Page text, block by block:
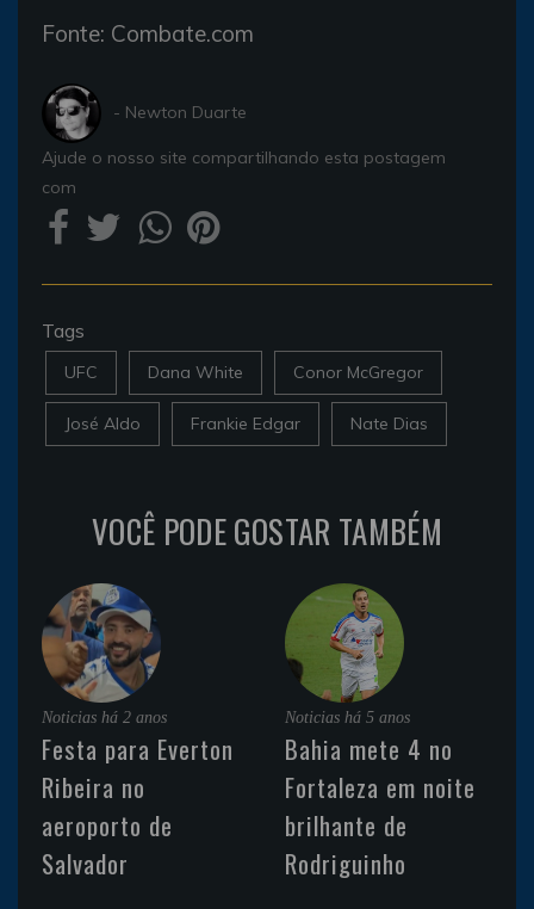
Fonte: Combate.com
- Newton Duarte
Ajude o nosso site compartilhando esta postagem
com
Tags
UFC Dana White Conor McGregor
José Aldo Frankie Edgar Nate Dias
VOCÊ PODE GOSTAR TAMBÉM
Noticias há 2 anos
Festa para Everton
Ribeira no
aeroporto de
Salvador
Noticias há 5 anos
Bahia mete 4 no
Fortaleza em noite
brilhante de
Rodriguinho